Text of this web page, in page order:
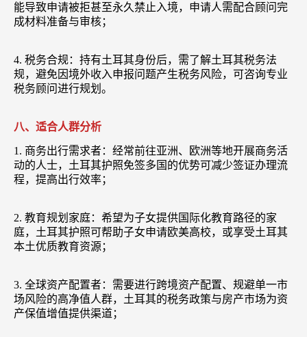
能导致申请被拒甚至永久禁止入境，申请人需配合顾问完
成材料准备与审核；
4. 税务合规：持有土耳其身份后，需了解土耳其税务法
规，避免因境外收入申报问题产生税务风险，可咨询专业
税务顾问进行规划。
八、适合人群分析
1. 商务出行需求者：经常前往亚洲、欧洲等地开展商务活
动的人士，土耳其护照免签多国的优势可减少签证办理流
程，提高出行效率；
2. 教育规划家庭：希望为子女提供国际化教育路径的家
庭，土耳其护照可帮助子女申请欧美高校，或享受土耳其
本土优质教育资源；
3. 全球资产配置者：需要进行跨境资产配置、规避单一市
场风险的高净值人群，土耳其的税务政策与房产市场为资
产保值增值提供渠道；